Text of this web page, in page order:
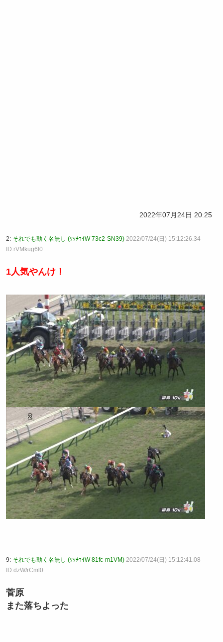
2022年07月24日 20:25
2: それでも動く名無し (ﾜｯﾁｮｲW 73c2-SN39) 2022/07/24(日) 15:12:26.34
ID:rVMkug6l0
1人気やんけ！
9: それでも動く名無し (ﾜｯﾁｮｲW 81fc-m1VM) 2022/07/24(日) 15:12:41.08
ID:dzW/rCml0
菅原
また落ちよった